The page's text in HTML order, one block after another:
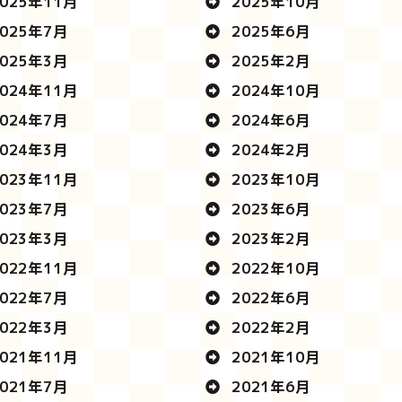
年7月
2025年6月
年3月
2025年2月
年11月
2024年10月
年7月
2024年6月
年3月
2024年2月
年11月
2023年10月
年7月
2023年6月
年3月
2023年2月
年11月
2022年10月
年7月
2022年6月
年3月
2022年2月
年11月
2021年10月
年7月
2021年6月